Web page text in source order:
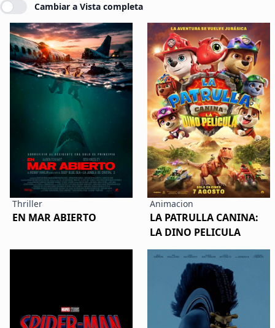
Cambiar a Vista completa
Thriller
EN MAR ABIERTO
Animacion
LA PATRULLA CANINA:
LA DINO PELICULA